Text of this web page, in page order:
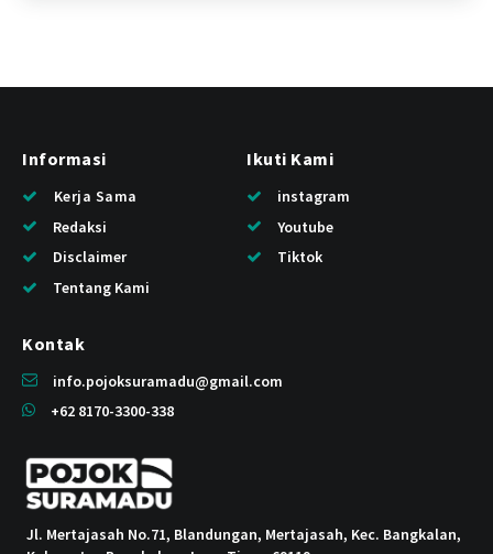
Informasi
Kerja Sama
Redaksi
Disclaimer
Tentang Kami
Ikuti Kami
instagram
Youtube
Tiktok
Kontak
info.pojoksuramadu@gmail.com
+62 8170-3300-338
Jl. Mertajasah No.71, Blandungan, Mertajasah, Kec. Bangkalan,